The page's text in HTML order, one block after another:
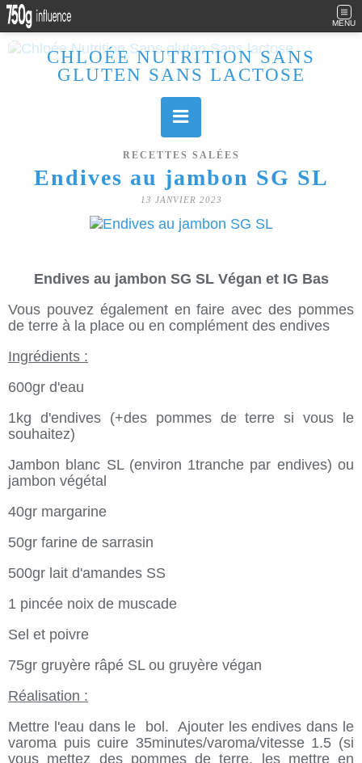
MENU
CHLOÉE NUTRITION SANS
GLUTEN SANS LACTOSE
RECETTES SALÉES
Endives au jambon SG SL
13 JANVIER 2023
Endives au jambon SG SL Végan et IG Bas
Vous pouvez également en faire avec des pommes
de terre à la place ou en complément des endives
Ingrédients :
600gr d'eau
1kg d'endives (+des pommes de terre si vous le
souhaitez)
Jambon blanc SL (environ 1tranche par endives) ou
jambon végétal
40gr margarine
50gr farine de sarrasin
500gr lait d'amandes SS
1 pincée noix de muscade
Sel et poivre
75gr gruyère râpé SL ou gruyère végan
Réalisation :
Mettre l'eau dans le bol. Ajouter les endives dans le
varoma puis cuire 35minutes/varoma/vitesse 1.5 (si
vous mettez des pommes de terre, les mettre en